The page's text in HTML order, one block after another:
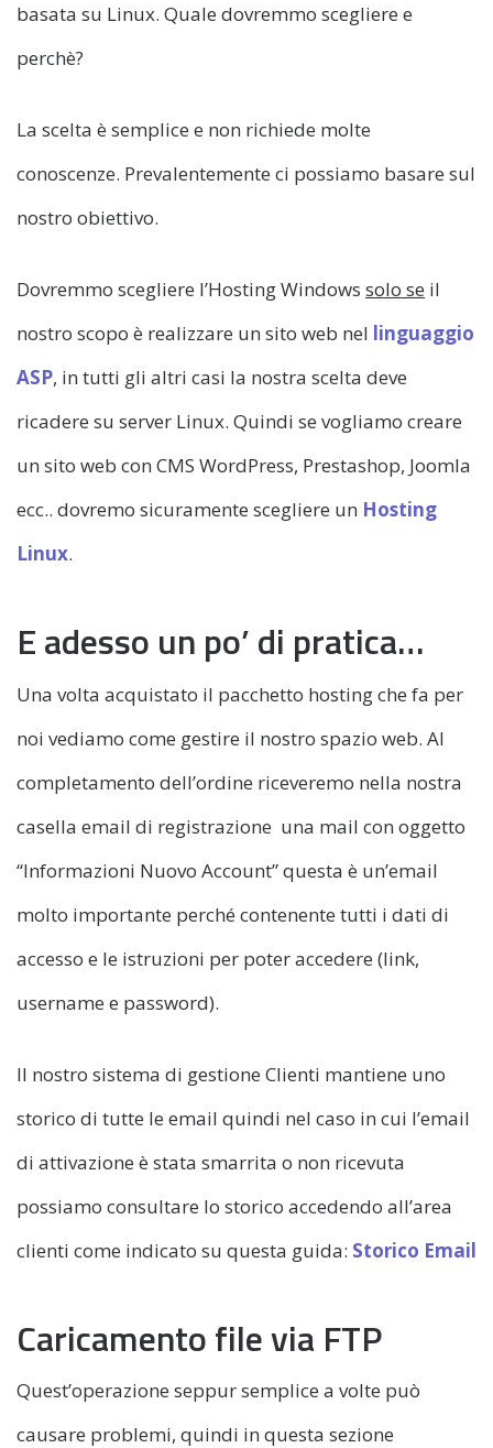
basata su Linux. Quale dovremmo scegliere e
perchè?
La scelta è semplice e non richiede molte
conoscenze. Prevalentemente ci possiamo basare sul
nostro obiettivo.
Dovremmo scegliere l’Hosting Windows solo se il
nostro scopo è realizzare un sito web nel linguaggio
ASP, in tutti gli altri casi la nostra scelta deve
ricadere su server Linux. Quindi se vogliamo creare
un sito web con CMS WordPress, Prestashop, Joomla
ecc.. dovremo sicuramente scegliere un Hosting
Linux.
E adesso un po’ di pratica…
Una volta acquistato il pacchetto hosting che fa per
noi vediamo come gestire il nostro spazio web. Al
completamento dell’ordine riceveremo nella nostra
casella email di registrazione una mail con oggetto
“Informazioni Nuovo Account” questa è un’email
molto importante perché contenente tutti i dati di
accesso e le istruzioni per poter accedere (link,
username e password).
Il nostro sistema di gestione Clienti mantiene uno
storico di tutte le email quindi nel caso in cui l’email
di attivazione è stata smarrita o non ricevuta
possiamo consultare lo storico accedendo all’area
clienti come indicato su questa guida: Storico Email
Caricamento file via FTP
Quest’operazione seppur semplice a volte può
causare problemi, quindi in questa sezione